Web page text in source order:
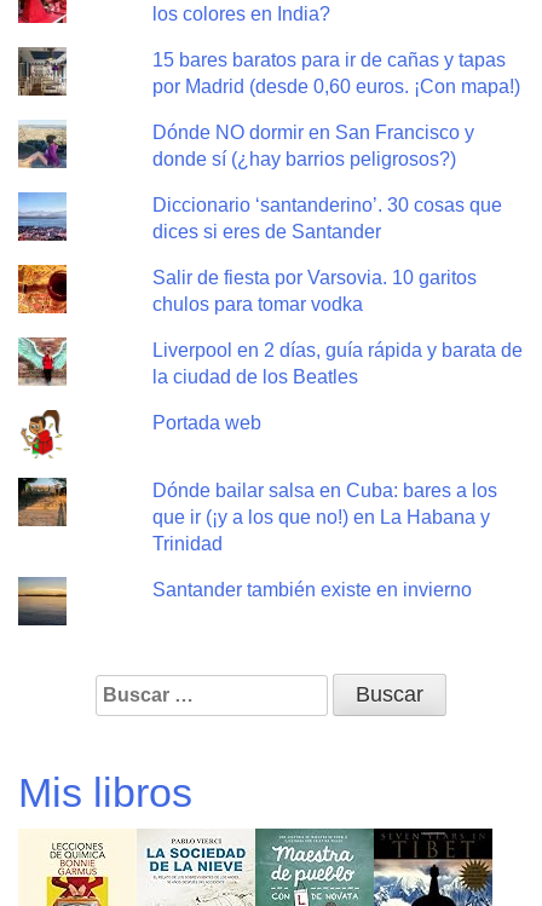
los colores en India?
15 bares baratos para ir de cañas y tapas
por Madrid (desde 0,60 euros. ¡Con mapa!)
Dónde NO dormir en San Francisco y
donde sí (¿hay barrios peligrosos?)
Diccionario ‘santanderino’. 30 cosas que
dices si eres de Santander
Salir de fiesta por Varsovia. 10 garitos
chulos para tomar vodka
Liverpool en 2 días, guía rápida y barata de
la ciudad de los Beatles
Portada web
Dónde bailar salsa en Cuba: bares a los
que ir (¡y a los que no!) en La Habana y
Trinidad
Santander también existe en invierno
Buscar:
Mis libros